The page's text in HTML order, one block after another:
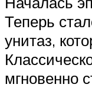
Теперь
унитаз,
мгновенно